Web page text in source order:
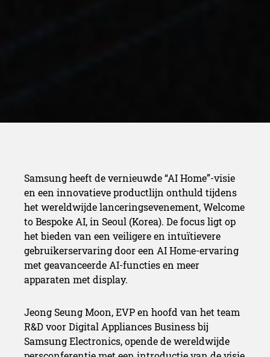
Samsung heeft de vernieuwde “AI Home”-visie
en een innovatieve productlijn onthuld tijdens
het wereldwijde lanceringsevenement, Welcome
to Bespoke AI, in Seoul (Korea). De focus ligt op
het bieden van een veiligere en intuïtievere
gebruikerservaring door een AI Home-ervaring
met geavanceerde AI-functies en meer
apparaten met display.
Jeong Seung Moon, EVP en hoofd van het team
R&D voor Digital Appliances Business bij
Samsung Electronics, opende de wereldwijde